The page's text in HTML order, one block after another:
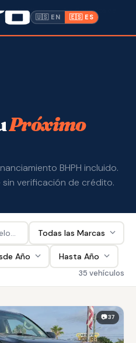
en 10 Minutos · Sin Consulta de
Blvd, Lakeland FL
🇺🇸 EN 🇪🇸 ES
en 10 Min →
9675
Próximo
BHPH incluido.
verificación de crédito.
35 vehículos
en 📷 37